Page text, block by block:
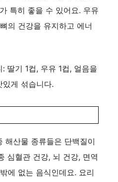
특히 좋을 수 있어요. 우유
의 건강을 유지하고 에너
딸기 1컵, 우유 1컵, 얼음을
게 섞습니다.
해산물 종류들은 단백질이
심혈관 건강, 뇌 건강, 면역
에 없는 음식인데요. 요리